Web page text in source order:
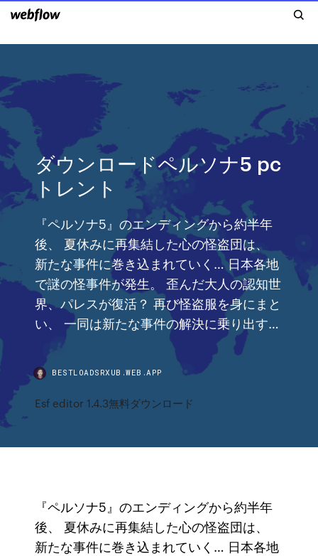
ダウンロードペルソナ5 pc
トレント
『ペルソナ5』のエンディングから約半年
後、 夏休みに再集結した心の怪盗団は、
新たな事件に巻き込まれていく… 日本各地
で謎の怪事件が発生。 歪んだ大人の認知世
界、パレスが復活？ 再び怪盗服を身にまと
い、 一同は新たな事件の解決に乗り出す…
BESTLOADSRXUB.WEB.APP
Esf editor 1.4.3無料ダウンロード
『ペルソナ5』のエンディングから約半年
後、 夏休みに再集結した心の怪盗団は、
新たな事件に巻き込まれていく… 日本各地